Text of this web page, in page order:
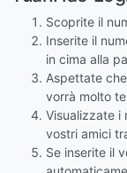
Scoprite il
Inserite il
in cima alla
Aspettate
vorrà molto
Visualizzate i
vostri amici
Se inserite il